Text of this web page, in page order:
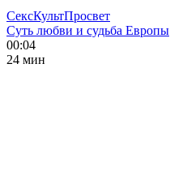
СексКультПросвет
Суть любви и судьба Европы
00:04
24 мин